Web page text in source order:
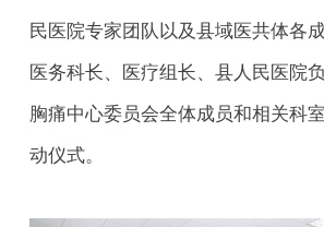
民医院专家团队以及县域医共体各
医务科长、医疗组长、县人民医院
胸痛中心委员会全体成员和相关科
动仪式。